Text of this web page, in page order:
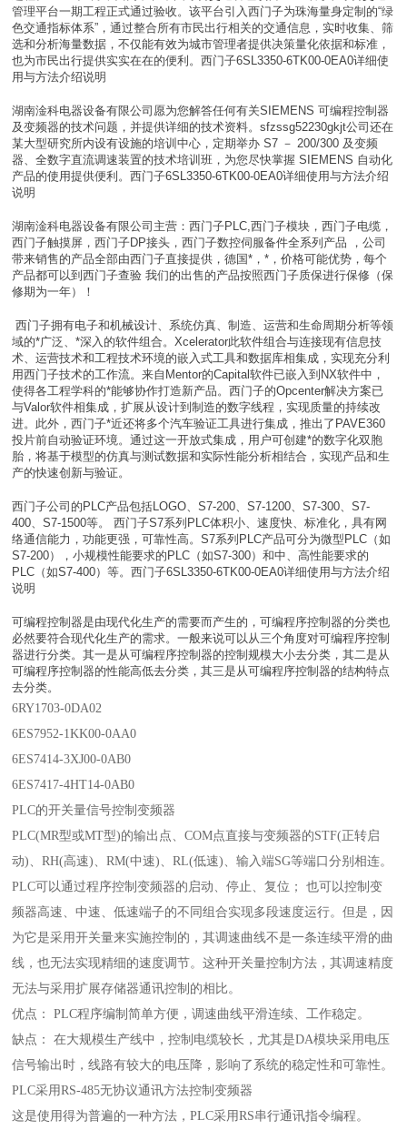
管理平台一期工程正式通过验收。该平台引入西门子为珠海量身定制的“绿
色交通指标体系”，通过整合所有市民出行相关的交通信息，实时收集、筛
选和分析海量数据，不仅能有效为城市管理者提供决策量化依据和标准，
也为市民出行提供实实在在的便利。西门子6SL3350-6TK00-0EA0详细使
用与方法介绍说明
湖南淦科电器设备有限公司愿为您解答任何有关SIEMENS 可编程控制器
及变频器的技术问题，并提供详细的技术资料。sfzssg52230gkjt公司还在
某大型研究所内设有设施的培训中心，定期举办 S7 － 200/300 及变频
器、全数字直流调速装置的技术培训班，为您尽快掌握 SIEMENS 自动化
产品的使用提供便利。西门子6SL3350-6TK00-0EA0详细使用与方法介绍
说明
湖南淦科电器设备有限公司主营：西门子PLC,西门子模块，西门子电缆，
西门子触摸屏，西门子DP接头，西门子数控伺服备件全系列产品 ，公司
带来销售的产品全部由西门子直接提供，德国*，*，价格可能优势，每个
产品都可以到西门子查验 我们的出售的产品按照西门子质保进行保修（保
修期为一年）！
西门子拥有电子和机械设计、系统仿真、制造、运营和生命周期分析等领
域的*广泛、*深入的软件组合。Xcelerator此软件组合与连接现有信息技
术、运营技术和工程技术环境的嵌入式工具和数据库相集成，实现充分利
用西门子技术的工作流。来自Mentor的Capital软件已嵌入到NX软件中，
使得各工程学科的*能够协作打造新产品。西门子的Opcenter解决方案已
与Valor软件相集成，扩展从设计到制造的数字线程，实现质量的持续改
进。此外，西门子*近还将多个汽车验证工具进行集成，推出了PAVE360
投片前自动验证环境。通过这一开放式集成，用户可创建*的数字化双胞
胎，将基于模型的仿真与测试数据和实际性能分析相结合，实现产品和生
产的快速创新与验证。
西门子公司的PLC产品包括LOGO、S7-200、S7-1200、S7-300、S7-
400、S7-1500等。 西门子S7系列PLC体积小、速度快、标准化，具有网
络通信能力，功能更强，可靠性高。S7系列PLC产品可分为微型PLC（如
S7-200），小规模性能要求的PLC（如S7-300）和中、高性能要求的
PLC（如S7-400）等。西门子6SL3350-6TK00-0EA0详细使用与方法介绍
说明
可编程控制器是由现代化生产的需要而产生的，可编程序控制器的分类也
必然要符合现代化生产的需求。一般来说可以从三个角度对可编程序控制
器进行分类。其一是从可编程序控制器的控制规模大小去分类，其二是从
可编程序控制器的性能高低去分类，其三是从可编程序控制器的结构特点
去分类。
6RY1703-0DA02
6ES7952-1KK00-0AA0
6ES7414-3XJ00-0AB0
6ES7417-4HT14-0AB0
PLC的开关量信号控制变频器
PLC(MR型或MT型)的输出点、COM点直接与变频器的STF(正转启
动)、RH(高速)、RM(中速)、RL(低速)、输入端SG等端口分别相连。
PLC可以通过程序控制变频器的启动、停止、复位； 也可以控制变
频器高速、中速、低速端子的不同组合实现多段速度运行。但是，因
为它是采用开关量来实施控制的，其调速曲线不是一条连续平滑的曲
线，也无法实现精细的速度调节。这种开关量控制方法，其调速精度
无法与采用扩展存储器通讯控制的相比。
优点： PLC程序编制简单方便，调速曲线平滑连续、工作稳定。
缺点： 在大规模生产线中，控制电缆较长，尤其是DA模块采用电压
信号输出时，线路有较大的电压降，影响了系统的稳定性和可靠性。
PLC采用RS-485无协议通讯方法控制变频器
这是使用得为普遍的一种方法，PLC采用RS串行通讯指令编程。